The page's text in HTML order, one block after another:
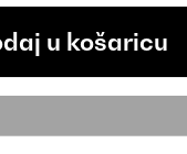
u košaricu